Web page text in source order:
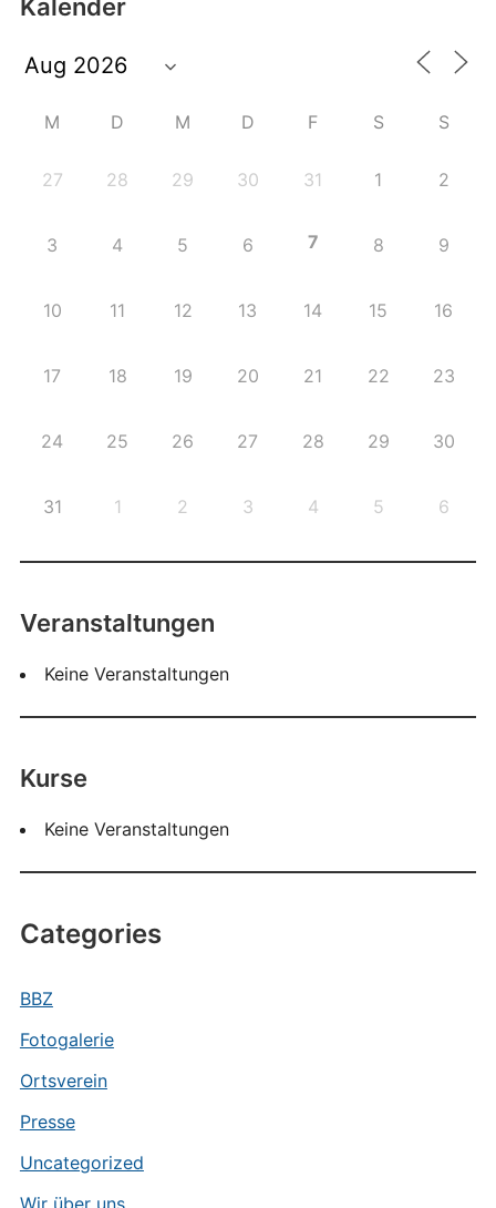
Kalender
M D M D F S S
27 28 29 30 31 1 2
3 4 5 6 7 8 9
10 11 12 13 14 15 16
17 18 19 20 21 22 23
24 25 26 27 28 29 30
31 1 2 3 4 5 6
Veranstaltungen
Keine Veranstaltungen
Kurse
Keine Veranstaltungen
Categories
BBZ
Fotogalerie
Ortsverein
Presse
Uncategorized